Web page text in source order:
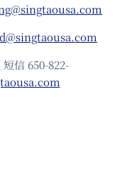
短信 650-822-